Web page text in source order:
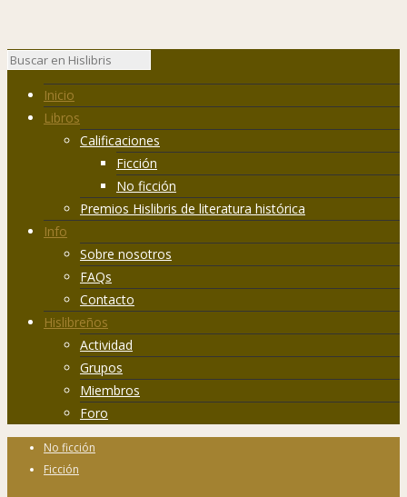
Inicio
Libros
Calificaciones
Ficción
No ficción
Premios Hislibris de literatura histórica
Info
Sobre nosotros
FAQs
Contacto
Hislibreños
Actividad
Grupos
Miembros
Foro
No ficción
Ficción